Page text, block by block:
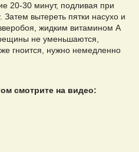
20-30 минут, подливая при
вытереть пятки насухо и
жидким витамином А
не уменьшаются,
гноится, нужно немедленно
смотрите на видео: